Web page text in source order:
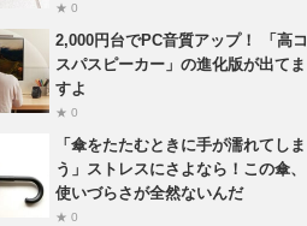
★ 0
2,000円台でPC音質アップ！ 「高コ
スパスピーカー」の進化版が出てま
すよ
★ 0
「傘をたたむときに手が濡れてしま
う」ストレスにさよなら！この傘、
使いづらさが全然ないんだ
★ 0